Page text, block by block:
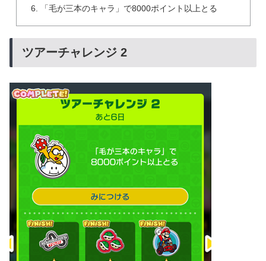
「毛が三本のキャラ」で8000ポイント以上とる
ツアーチャレンジ 2